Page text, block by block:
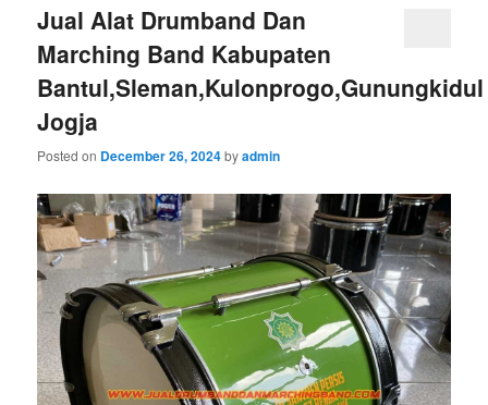
Jual Alat Drumband Dan
Marching Band Kabupaten
Bantul,Sleman,Kulonprogo,Gunungkidul
Jogja
Posted on December 26, 2024byadmin